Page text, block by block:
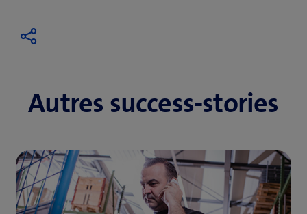
Autres success-stories